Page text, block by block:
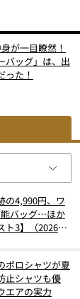
が一目瞭然！
バッグ」は、出
った！
の4,990円、ワ
能バッグ…ほか
ト3】（2026年
ポロシャツが夏
止シャツも優
エアの実力